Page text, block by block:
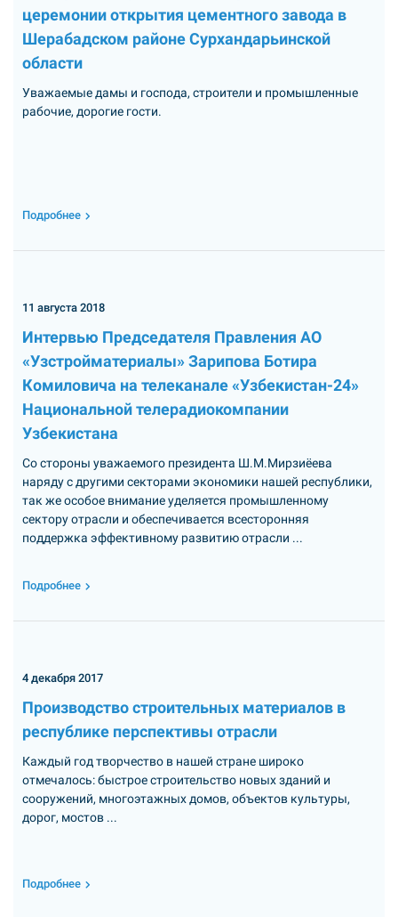
церемонии открытия цементного завода в
Шерабадском районе Сурхандарьинской
области
Уважаемые дамы и господа, строители и промышленные
рабочие, дорогие гости.
Подробнее
11 августа 2018
Интервью Председателя Правления АО
«Узстройматериалы» Зарипова Ботира
Комиловича на телеканале «Узбекистан-24»
Национальной телерадиокомпании
Узбекистана
Со стороны уважаемого президента Ш.М.Мирзиёева
наряду с другими секторами экономики нашей республики,
так же особое внимание уделяется промышленному
сектору отрасли и обеспечивается всесторонняя
поддержка эффективному развитию отрасли ...
Подробнее
4 декабря 2017
Производство строительных материалов в
республике перспективы отрасли
Каждый год творчество в нашей стране широко
отмечалось: быстрое строительство новых зданий и
сооружений, многоэтажных домов, объектов культуры,
дорог, мостов ...
Подробнее